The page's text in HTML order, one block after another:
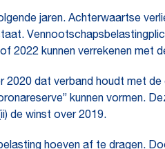
jaren. Achterwaartse
2022 kunnen verrekenen met
dat verband houdt met de
kunnen vormen.
de winst over 2019.
hoeven af te dragen.